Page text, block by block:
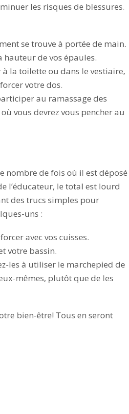
les risques de blessures.
se trouve à portée de main.
de vos épaules.
la toilette ou dans le vestiaire,
votre dos.
au ramassage des
vous devrez vous pencher au
nombre de fois où il est déposé
l’éducateur, le total est lourd
des trucs simples pour
uns :
avec vos cuisses.
votre bassin.
les à utiliser le marchepied de
mêmes, plutôt que de les
bien-être! Tous en seront